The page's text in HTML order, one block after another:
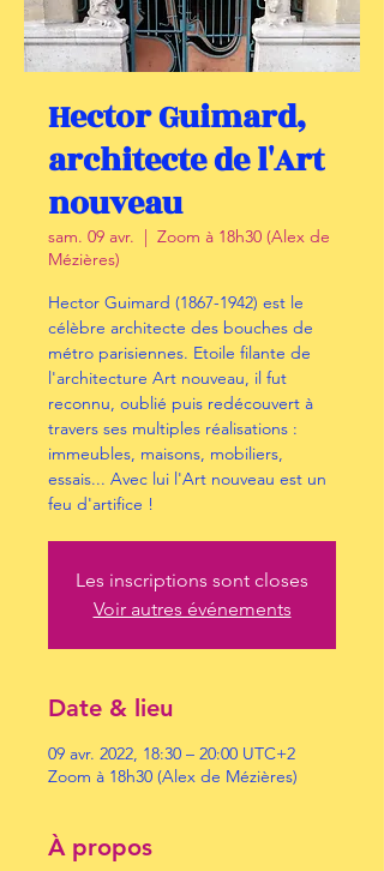
Hector Guimard,
architecte de l'Art
nouveau
sam. 09 avr.
  |
Zoom à 18h30 (Alex de
Mézières)
Hector Guimard (1867-1942) est le
célèbre architecte des bouches de
métro parisiennes. Etoile filante de
l'architecture Art nouveau, il fut
reconnu, oublié puis redécouvert à
travers ses multiples réalisations :
immeubles, maisons, mobiliers,
essais... Avec lui l'Art nouveau est un
feu d'artifice !
Les inscriptions sont closes
Voir autres événements
Date & lieu
09 avr. 2022, 18:30 – 20:00 UTC+2
Zoom à 18h30 (Alex de Mézières)
À propos